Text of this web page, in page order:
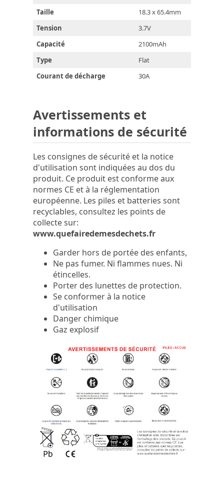
Taille
18.3 x 65.4mm
Tension
3.7V
Capacité
2100mAh
Type
Flat
Courant de décharge
30A
Avertissements et
informations de sécurité
Les consignes de sécurité et la notice
d'utilisation sont indiquées au dos du
produit. Ce produit est conforme aux
normes CE et à la réglementation
européenne. Les piles et batteries sont
recyclables, consultez les points de
collecte sur:
www.quefairedemesdechets.fr
Garder hors de portée des enfants,
Ne pas fumer. Ni flammes nues. Ni
étincelles.
Porter des lunettes de protection.
Se conformer à la notice
d'utilisation
Danger chimique
Gaz explosif